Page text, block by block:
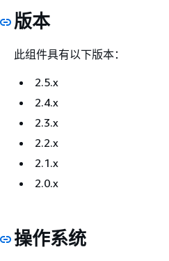
版本
此组件具有以下版本：
2.5.x
2.4.x
2.3.x
2.2.x
2.1.x
2.0.x
操作系统